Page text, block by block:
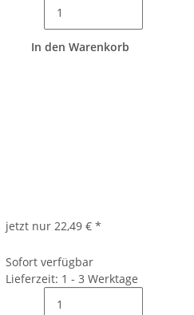
In den Warenkorb
jetzt nur 22,49 € *
Sofort verfügbar
Lieferzeit: 1 - 3 Werktage